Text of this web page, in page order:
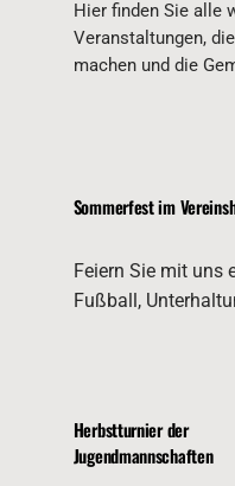
Hier finden Sie alle
Veranstaltungen,
machen und die
Sommerfest im
Feiern Sie mit uns
Fußball,
Herbstturnier der
Jugendmannschaften